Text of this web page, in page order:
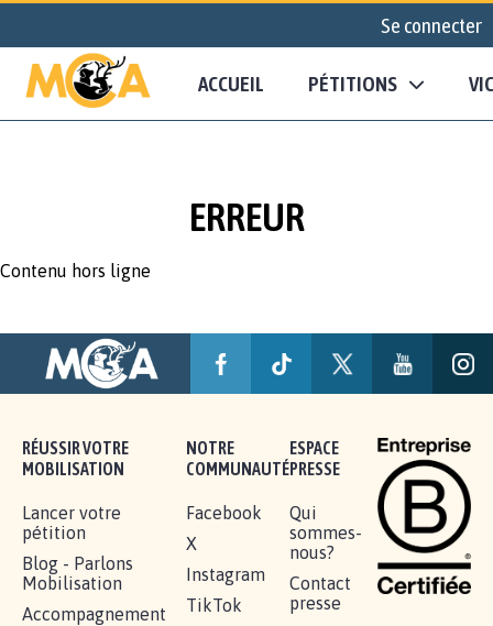
Se connecter
ACCUEIL PÉTITIONS
ERREUR
Contenu hors ligne
RÉUSSIR VOTRE
MOBILISATION
Lancer votre
pétition
Blog - Parlons
Mobilisation
Accompagnement
NOTRE
COMMUNAUTÉ
Facebook
X
Instagram
TikTok
ESPACE
PRESSE
Qui
sommes-
nous?
Contact
presse